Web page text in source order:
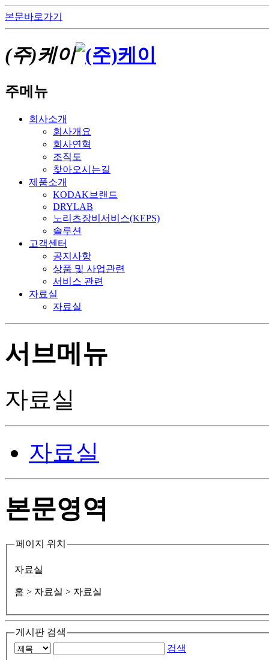
본문바로가기
(주)케이
주메뉴
회사소개
회사개요
회사연혁
조직도
찾아오시는길
제품소개
KODAK브랜드
DRYLAB
노리츠장비서비스(KEPS)
솔루션
고객센터
공지사항
상품 및 사업관련
서비스 관련
자료실
자료실
서브메뉴
자료실
자료실
본문영역
페이지 위치
자료실
홈 > 자료실 > 자료실
게시판 검색
검색